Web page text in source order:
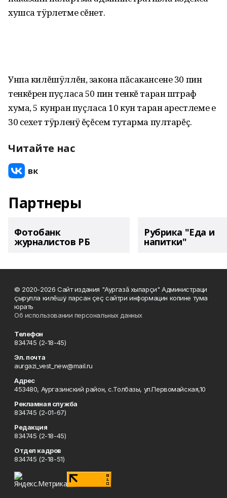
хушса тÿрлетме сĕнет.
Унпа килĕшÿллĕн, закона пăсакансене 30 пин
тенкĕрен пуçласа 50 пин тенкĕ таран штраф
хума, 5 кунран пуçласа 10 кун таран арестлеме е
30 сехет тÿрленÿ ĕçĕсем тутарма пултарĕç.
Читайте нас
Партнеры
Фотобанк
журналистов РБ
Рубрика "Еда и
напитки"
© 2020-2026 Сайт издания "Аургазă хыпарçи" Администраци
çырулла килĕшÿ парсан çеç сайтри информацин копине тума
юрать
Об использовании персональных данных
Телефон
834745 (2-18-45)
Эл. почта
aurgazi_vest_new@mail.ru
Адрес
453480, Аургазинский район, с.Толбазы, ул.Первомайская,10
Рекламная служба
834745 (2-01-67)
Редакция
834745 (2-18-45)
Отдел кадров
834745 (2-18-51)